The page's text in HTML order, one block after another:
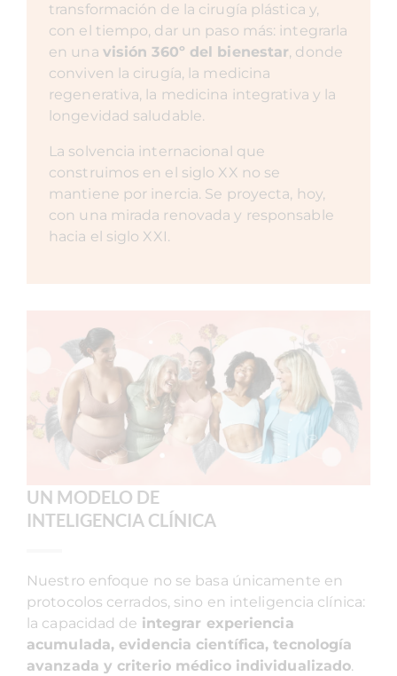
transformación de la cirugía plástica y,
con el tiempo, dar un paso más: integrarla
en una visión 360º del bienestar, donde
conviven la cirugía, la medicina
regenerativa, la medicina integrativa y la
longevidad saludable.
La solvencia internacional que
construimos en el siglo XX no se
mantiene por inercia. Se proyecta, hoy,
con una mirada renovada y responsable
hacia el siglo XXI.
UN MODELO DE
INTELIGENCIA CLÍNICA
Nuestro enfoque no se basa únicamente en
protocolos cerrados, sino en inteligencia clínica:
la capacidad de integrar experiencia
acumulada, evidencia científica, tecnología
avanzada y criterio médico individualizado.